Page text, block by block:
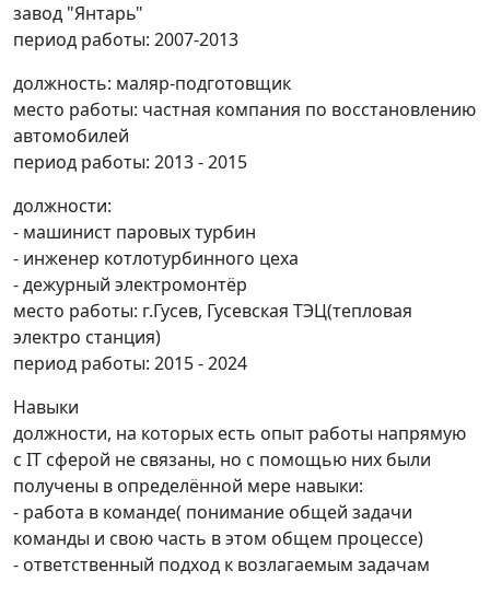
завод "Янтарь"
период работы: 2007-2013
должность: маляр-подготовщик
место работы: частная компания по восстановлению
автомобилей
период работы: 2013 - 2015
должности:
- машинист паровых турбин
- инженер котлотурбинного цеха
- дежурный электромонтёр
место работы: г.Гусев, Гусевская ТЭЦ(тепловая
электро станция)
период работы: 2015 - 2024
Навыки
должности, на которых есть опыт работы напрямую
с IT сферой не связаны, но с помощью них были
получены в определённой мере навыки:
- работа в команде( понимание общей задачи
команды и свою часть в этом общем процессе)
- ответственный подход к возлагаемым задачам